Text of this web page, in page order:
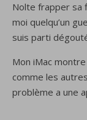
Nolte frapper sa
moi quelqu’un
suis parti
Mon iMac
comme les
problème a une